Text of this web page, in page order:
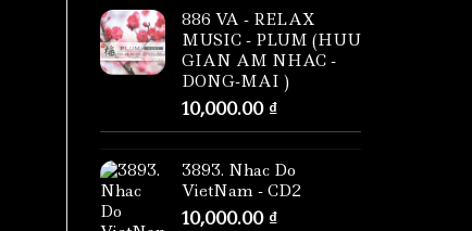
886 VA - RELAX
MUSIC - PLUM (HUU
GIAN AM NHAC -
DONG-MAI )
10,000.00 ₫
3893. Nhac Do
VietNam - CD2
10,000.00 ₫